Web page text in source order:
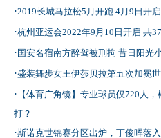
·2019长城马拉松5月开跑 4月9日开
·杭州亚运会2022年9月10日开启 共
·国安名宿南方醉驾被刑拘 昔日阳光
·盛装舞步女王伊莎贝拉第五次加冕
· 【体育广角镜】专业球员仅720人
打？
·斯诺克世锦赛分区出炉，丁俊晖落